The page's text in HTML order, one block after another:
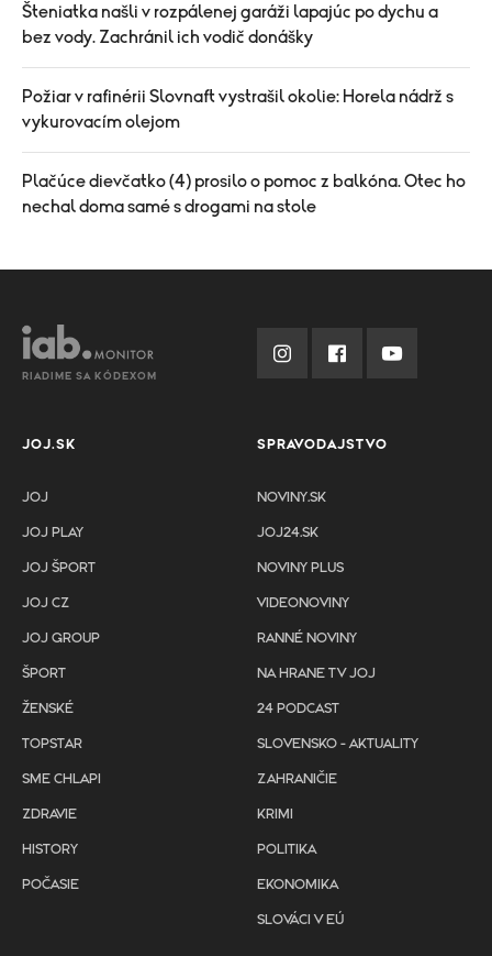
Šteniatka našli v rozpálenej garáži lapajúc po dychu a
bez vody. Zachránil ich vodič donášky
Požiar v rafinérii Slovnaft vystrašil okolie: Horela nádrž s
vykurovacím olejom
Plačúce dievčatko (4) prosilo o pomoc z balkóna. Otec ho
nechal doma samé s drogami na stole
RIADIME SA KÓDEXOM
JOJ.SK
JOJ
JOJ PLAY
JOJ ŠPORT
JOJ CZ
JOJ GROUP
ŠPORT
ŽENSKÉ
TOPSTAR
SME CHLAPI
ZDRAVIE
HISTORY
POČASIE
SPRAVODAJSTVO
NOVINY.SK
JOJ24.SK
NOVINY PLUS
VIDEONOVINY
RANNÉ NOVINY
NA HRANE TV JOJ
24 PODCAST
SLOVENSKO - AKTUALITY
ZAHRANIČIE
KRIMI
POLITIKA
EKONOMIKA
SLOVÁCI V EÚ